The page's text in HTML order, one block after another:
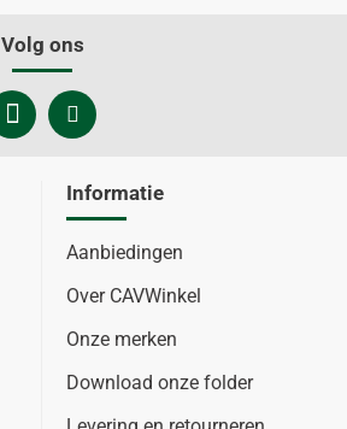
Volg ons
Informatie
Aanbiedingen
Over CAVWinkel
Onze merken
Download onze folder